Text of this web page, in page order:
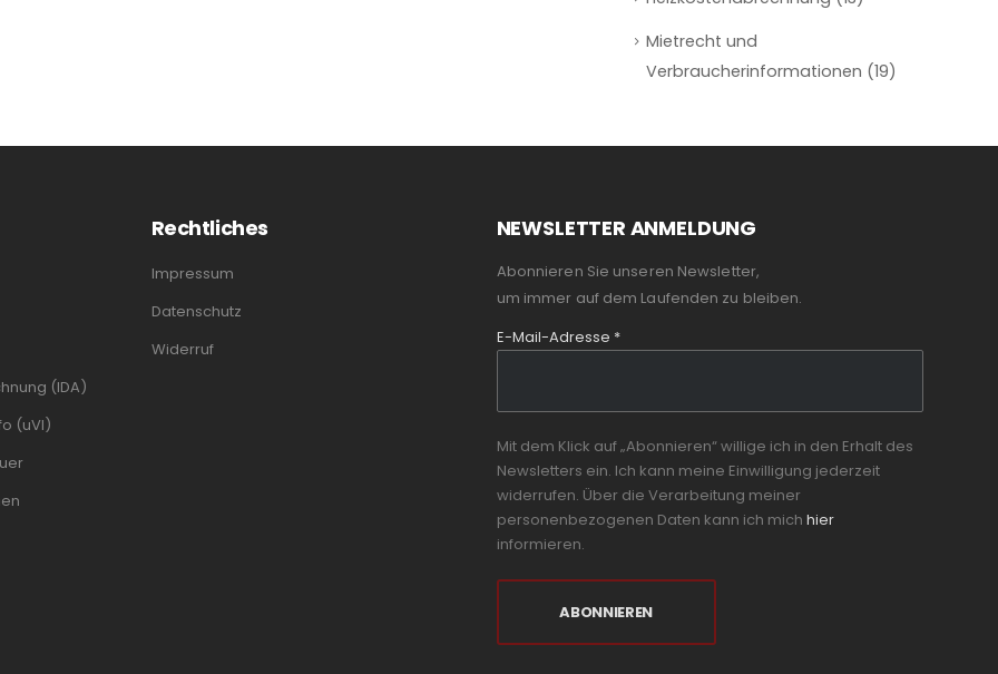
Mietrecht und
Verbraucherinformationen (19)
(IDA)
(uVI)
Rechtliches
Impressum
Datenschutz
Widerruf
NEWSLETTER ANMELDUNG
Abonnieren Sie unseren Newsletter,
um immer auf dem Laufenden zu bleiben.
E-Mail-Adresse *
Mit dem Klick auf „Abonnieren“ willige ich in den Erhalt des
Newsletters ein. Ich kann meine Einwilligung jederzeit
widerrufen. Über die Verarbeitung meiner
personenbezogenen Daten kann ich mich hier
informieren.